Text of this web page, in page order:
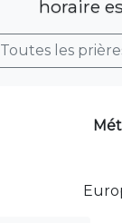
horaire
Toutes les